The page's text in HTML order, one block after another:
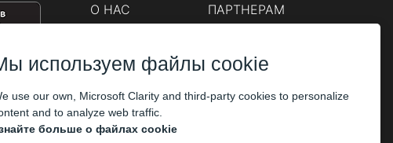
О НАС ПАРТНЕРАМ
Корпоративным клиентам
используем файлы cookie
use our own, Microsoft Clarity and third-party cookies to personalize
and to analyze web traffic.
больше о файлах cookie